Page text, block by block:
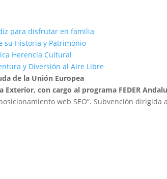
para disfrutar en familia
su Historia y Patrimonio
Herencia Cultural
y Diversión al Aire Libre
de la Unión Europea
con cargo al programa FEDER
web SEO”. Subvención